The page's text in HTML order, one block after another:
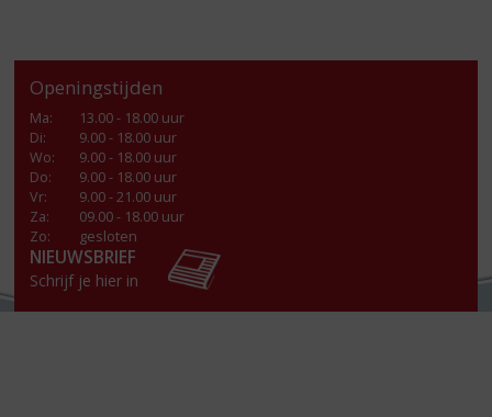
Openingstijden
Ma:
13.00 - 18.00 uur
Di:
9.00 - 18.00 uur
Wo:
9.00 - 18.00 uur
Do:
9.00 - 18.00 uur
Vr:
9.00 - 21.00 uur
Za:
09.00 - 18.00 uur
Zo:
gesloten
NIEUWSBRIEF
Schrijf je hier in